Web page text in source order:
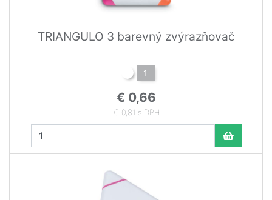
TRIANGULO 3 barevný zvýrazňovač
1
€ 0,66
€ 0,81 s DPH